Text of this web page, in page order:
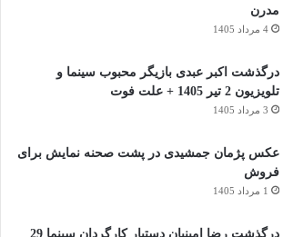
مدرن
4 مرداد 1405
درگذشت اکبر عبدی بازیگر محبوب سینما و
تلویزیون 2 تیر 1405 + علت فوت
3 مرداد 1405
عکس پژمان جمشیدی در پشت صحنه نمایش برای
فروش
1 مرداد 1405
درگذشت رضا امینیان دستیار کارگردان سینما 29